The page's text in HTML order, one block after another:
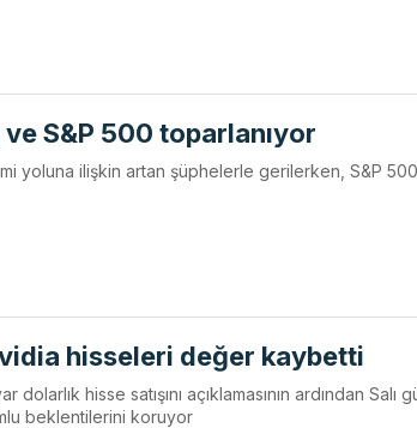
S&P 500 toparlanıyor
yoluna ilişkin artan şüphelerle gerilerken, S&P
hisseleri değer kaybetti
hisse satışını açıklamasının ardından Salı
beklentilerini koruyor